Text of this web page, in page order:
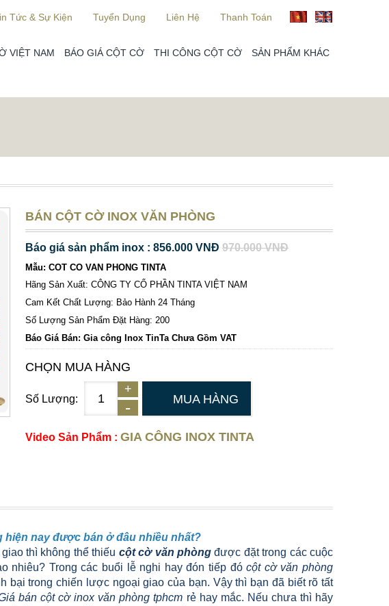
Tức & Sự Kiện Tuyển Dụng Liên Hệ Thanh Toán
VIỆT NAM BÁO GIÁ CỘT CỜ THI CÔNG CỘT CỜ SẢN PHẨM KHÁC
BÁN CỘT CỜ INOX VĂN PHÒNG
Báo giá sản phẩm inox : 856.000 VNĐ 970.000 VNĐ
Mẫu: COT CO VAN PHONG TINTA
Hãng Sản Xuất: CÔNG TY CỔ PHẦN TINTA VIỆT NAM
Cam Kết Chất Lượng: Bảo Hành 24 Tháng
Số Lượng Sản Phẩm Đặt Hàng: 200
Báo Giá Bán: Gia công Inox TinTa Chưa Gồm VAT
CHỌN MUA HÀNG
Số Lượng: MUA HÀNG
Video Sản Phẩm : GIA CÔNG INOX TINTA
nay được bán ở đâu nhiều nhất?
thì không thể thiếu cột cờ văn phòngđược đặt trong các cuộc
nhiêu? Trong các buổi lễ nghi hay đón tiếp đócột cờ văn phòng
bại trong chiến lược ngoại giao của bạn. Vậy thì bạn đã biết rõ tất
bán cột cờ inox văn phòng tphcm rẻ hay mắc. Nếu chưa thì hãy